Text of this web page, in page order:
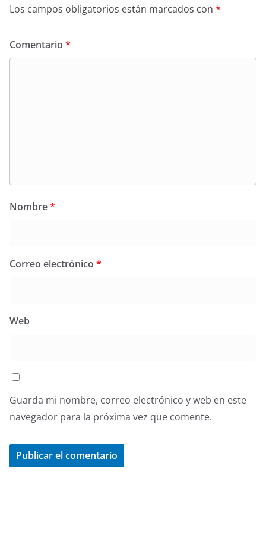
Los campos obligatorios están marcados con *
Comentario *
Nombre*
Correo electrónico *
Web
Guarda mi nombre, correo electrónico y web en este
navegador para la próxima vez que comente.